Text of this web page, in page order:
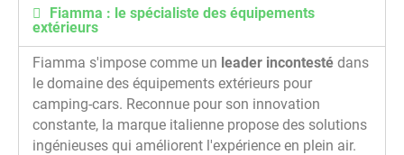
Fiamma : le spécialiste des équipements
extérieurs
Fiamma s'impose comme un leader incontesté dans
le domaine des équipements extérieurs pour
camping-cars. Reconnue pour son innovation
constante, la marque italienne propose des solutions
ingénieuses qui améliorent l'expérience en plein air.